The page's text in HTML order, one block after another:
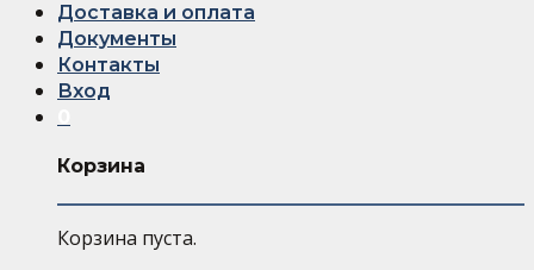
Доставка и оплата
Документы
Контакты
Вход
Корзина
Корзина пуста.